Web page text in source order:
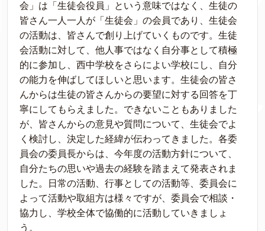
会」は「生徒会役員」という意味ではなく、生徒の
皆さん一人一人が「生徒会」の会員であり、生徒会
の活動は、皆さんで創り上げていくものです。生徒
会活動に対して、他人事ではなく自分事として積極
的に参加し、西中学校をさらによい学校にし、自分
の能力を伸ばしてほしいと思います。生徒会の皆さ
んからは生徒の皆さんからの要望に対する回答を丁
寧にしてもらえました。できないこともありました
が、皆さんからの意見や質問について、生徒会でよ
く検討し、決定した経緯が伝わってきました。各委
員会の委員長からは、今年度の活動方針について、
自分たちの思いや過去の経験を踏まえて発表されま
した。日常の活動、行事としての活動等、委員会に
よって活動や取組方は様々ですが、委員会で相談・
協力し、学校全体で協働的に活動していきましょ
う。